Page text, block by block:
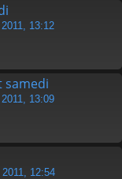
13:12
samedi
13:09
12:54